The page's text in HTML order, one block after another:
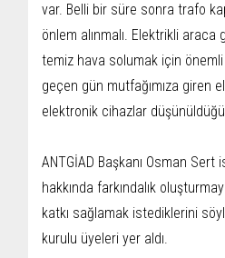
var. Belli bir süre sonra trafo
önlem alınmalı. Elektrikli araca
temiz hava solumak için
geçen gün mutfağımıza giren
elektronik cihazlar
ANTGİAD Başkanı Osman
hakkında farkındalık
katkı sağlamak istediklerini
kurulu üyeleri yer aldı.